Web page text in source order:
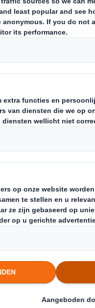
ton
onze
en
en 2